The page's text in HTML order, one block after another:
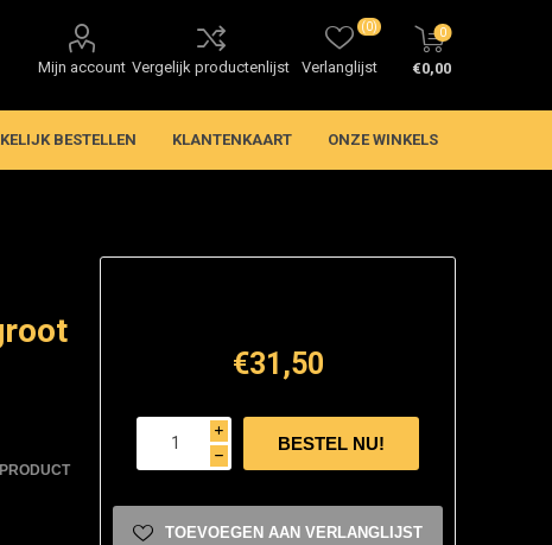
Mijn account Vergelijk productenlijst Verlanglijst
(0) 0
€0,00
BESTELLEN KLANTENKAART ONZE WINKELS
€31,50
i
h
TOEVOEGEN AAN VERLANGLIJST